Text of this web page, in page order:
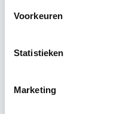
Voorkeuren
Statistieken
Marketing
dat… Lees verder
Utrecht of online
18 lesdagen